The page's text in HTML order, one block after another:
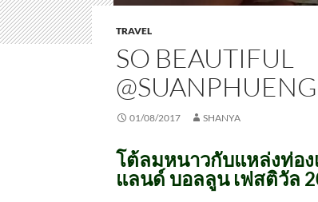
TRAVEL
SO BEAUTIFUL
01/08/2017 SHANYA
โต้ลมหนาวกับแหล่งท่อง
แลนด์ บอลลูน เฟสติวัล